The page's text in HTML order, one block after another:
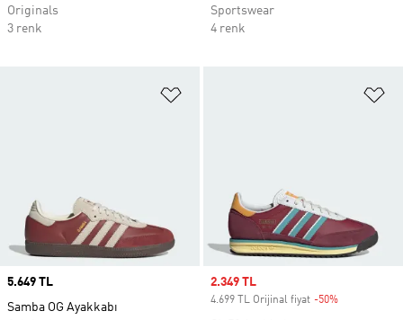
Originals
3 renk
Sportswear
4 renk
Price
5.649 TL
Samba OG Ayakkabı
Sale price
2.349 TL
4.699 TL Orijinal fiyat -50%